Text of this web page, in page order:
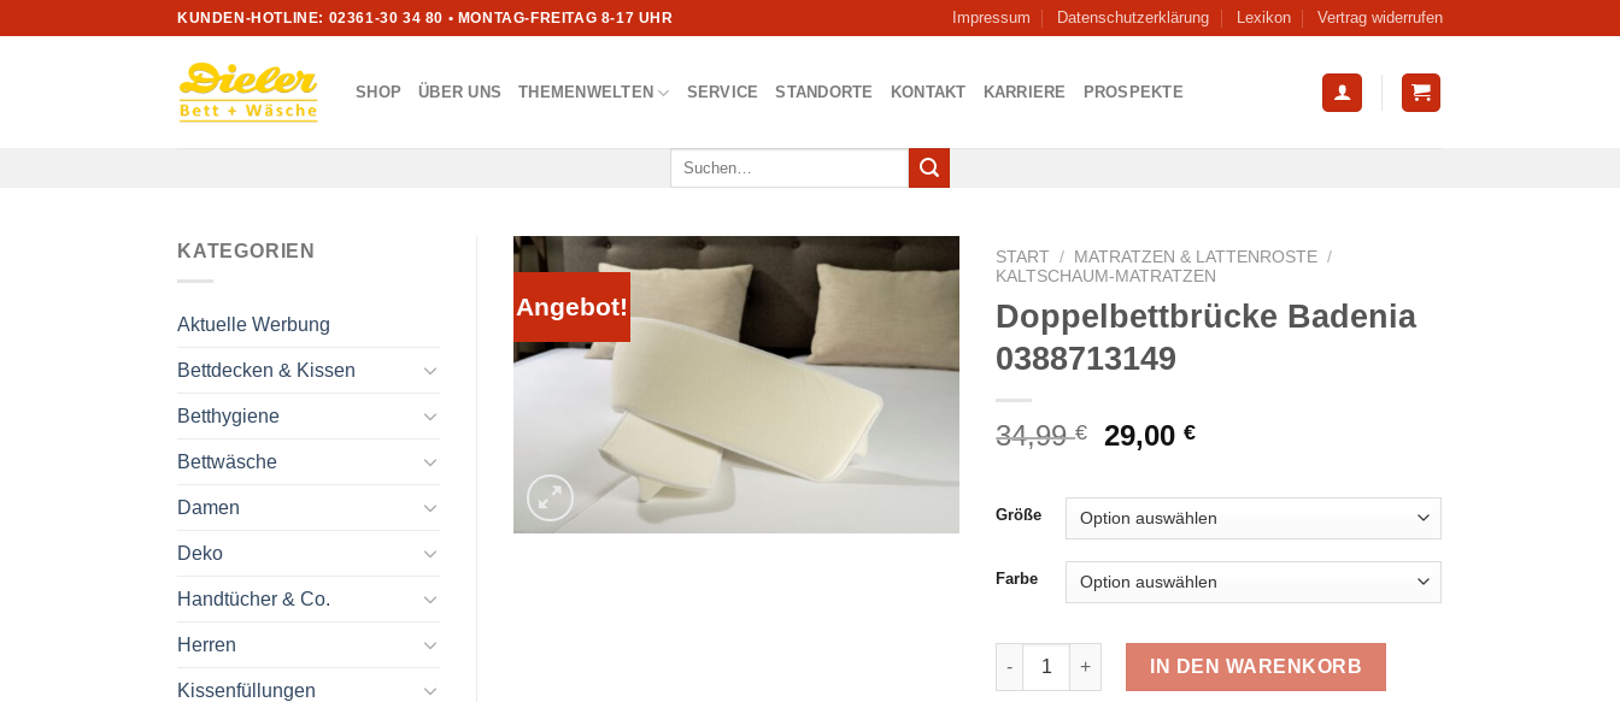
KUNDEN-HOTLINE: 02361-30 34 80 • MONTAG-FREITAG 8-17 UHR Impressum Datenschutzerklärung Lexikon Vertrag widerrufen
SHOP ÜBER UNS THEMENWELTEN SERVICE STANDORTE KONTAKT KARRIERE PROSPEKTE
Suchen
KATEGORIEN
Aktuelle Werbung
Bettdecken & Kissen
Betthygiene
Bettwäsche
Damen
Deko
Handtücher & Co.
Herren
Kissenfüllungen
Angebot!
START / MATRATZEN & LATTENROSTE /
KALTSCHAUM-MATRATZEN
Doppelbettbrücke Badenia
0388713149
34,99€
Ursprünglicher
war:
34,99 €
29,00€Aktueller
ist:
29,00 €.
Größe
Farbe
Doppelbettbrücke Badenia 0388713149 Menge
IN DEN WARENKORB